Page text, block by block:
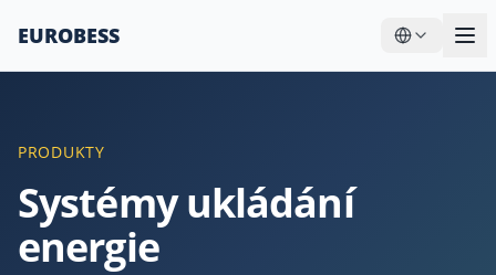
EUROBESS
PRODUKTY
Systémy ukládání
energie